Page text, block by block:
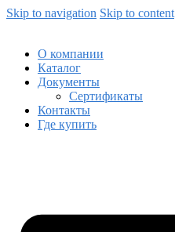
Skip to navigation Skip to content
О компании
Каталог
Документы
Сертификаты
Контакты
Где купить